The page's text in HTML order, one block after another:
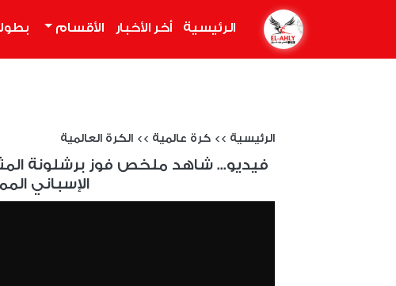
الرئيسية أخر الأخبار الأقسام
الرئيسية >> كرة عالمية >> الكرة العالمية
فيديو... شاهد ملخص فوز برشلونة
الإسباني